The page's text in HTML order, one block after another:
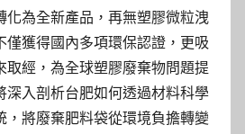
化為全新產品，再無塑膠微粒洩
僅獲得國內多項環保認證，更吸
取經，為全球塑膠廢棄物問題提
深入剖析台肥如何透過材料科學
，將廢棄肥料袋從環境負擔轉變